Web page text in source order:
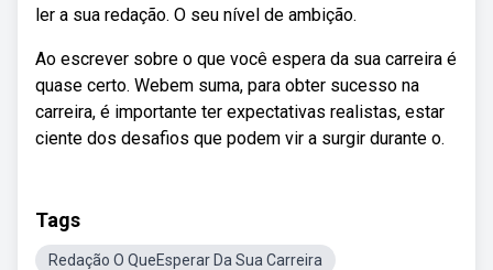
ler a sua redação. O seu nível de ambição.
Ao escrever sobre o que você espera da sua carreira é
quase certo. Webem suma, para obter sucesso na
carreira, é importante ter expectativas realistas, estar
ciente dos desafios que podem vir a surgir durante o.
Tags
Redação O QueEsperar Da Sua Carreira